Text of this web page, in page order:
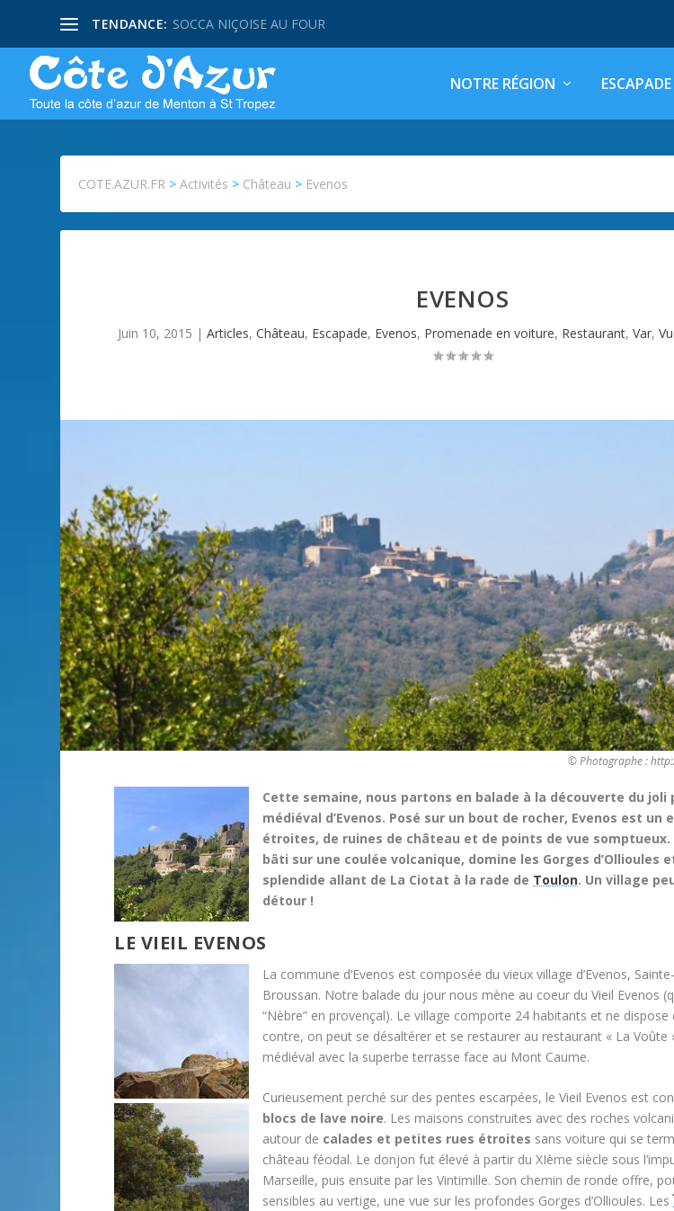
TENDANCE: SOCCA NIÇOISE AU FOUR
NOTRE RÉGION ESCAPADE
COTE.AZUR.FR >Activités > Château > Evenos
EVENOS
Juin 10, 2015 | Articles, Château, Escapade, Evenos, Promenade en voiture, Restaurant, Var,
© Photographe :
Cette semaine, nous partons en balade à la découverte du
médiéval d’Evenos. Posé sur un bout de rocher, Evenos est un
étroites, de ruines de château et de points de vue somptueux.
bâti sur une coulée volcanique, domine les Gorges d’Ollioules
splendide allant de La Ciotat à la rade de Toulon. Un village
détour !
LE VIEIL EVENOS
La commune d’Evenos est composée du vieux village d’Evenos,
Broussan. Notre balade du jour nous mène au coeur du Vieil Evenos
“Nèbre” en provençal). Le village comporte 24 habitants et ne dispose
contre, on peut se désaltérer et se restaurer au restaurant « La Voûte
médiéval avec la superbe terrasse face au Mont Caume.
Curieusement perché sur des pentes escarpées, le Vieil Evenos est
blocs de lave noire. Les maisons construites avec des roches
autour de calades et petites rues étroites sans voiture qui se
château féodal. Le donjon fut élevé à partir du XIème siècle sous
Marseille, puis ensuite par les Vintimille. Son chemin de ronde offre,
sensibles au vertige, une vue sur les profondes Gorges d’Ollioules. Les